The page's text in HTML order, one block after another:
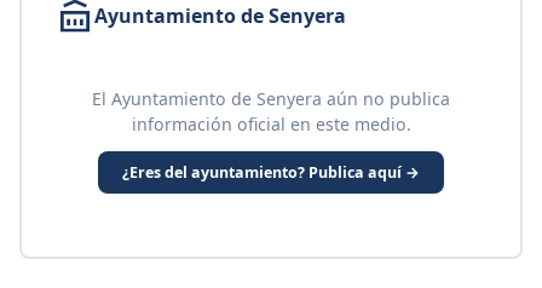
Ayuntamiento de Senyera
El Ayuntamiento de Senyera aún no publica
información oficial en este medio.
¿Eres del ayuntamiento? Publica aquí →